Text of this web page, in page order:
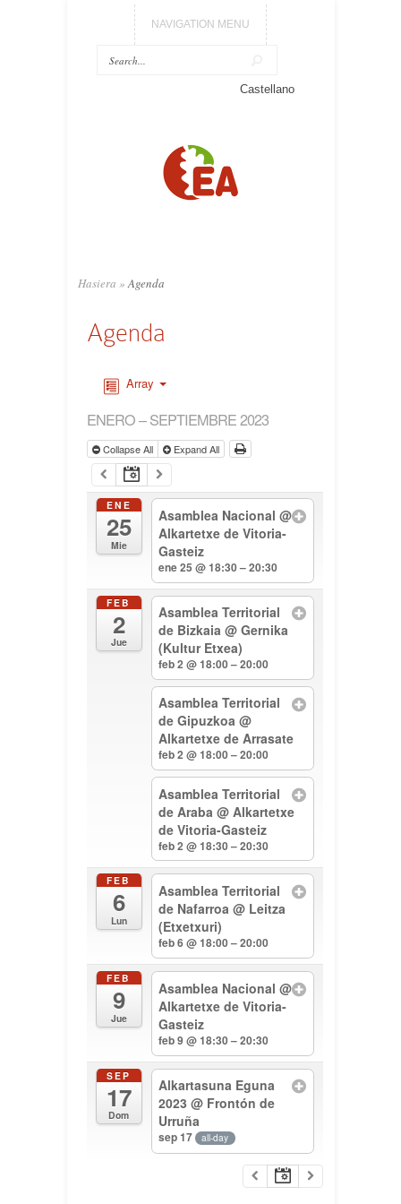
NAVIGATION MENU
Castellano
Hasiera » Agenda
Agenda
Array
ENERO – SEPTIEMBRE 2023
Collapse All Expand All
ENE
25
Mie
Asamblea Nacional@
Alkartetxe de Vitoria-
Gasteiz
ene 25 @ 18:30 – 20:30
FEB
2
Jue
Asamblea Territorial
de Bizkaia@ Gernika
(Kultur Etxea)
feb 2 @ 18:00 – 20:00
Asamblea Territorial
de Gipuzkoa@
Alkartetxe de Arrasate
feb 2 @ 18:00 – 20:00
Asamblea Territorial
de Araba@ Alkartetxe
de Vitoria-Gasteiz
feb 2 @ 18:30 – 20:30
FEB
6
Lun
Asamblea Territorial
de Nafarroa@ Leitza
(Etxetxuri)
feb 6 @ 18:00 – 20:00
FEB
9
Jue
Asamblea Nacional@
Alkartetxe de Vitoria-
Gasteiz
feb 9 @ 18:30 – 20:30
SEP
17
Dom
Alkartasuna Eguna
2023@ Frontón de
Urruña
sep 17 all-day